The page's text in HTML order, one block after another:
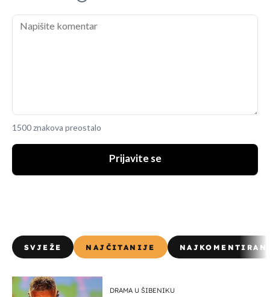
1500 znakova preostalo
Prijavite se
SVJEŽE NAJČITANIJE
DRAMA U ŠIBENIKU